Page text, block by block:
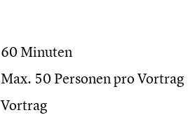
60 Minuten
Max. 50 Personen pro Vortrag
Vortrag